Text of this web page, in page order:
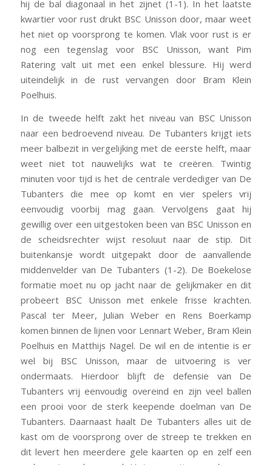
hij de bal diagonaal in het zijnet (1-1). In het laatste
kwartier voor rust drukt BSC Unisson door, maar weet
het niet op voorsprong te komen. Vlak voor rust is er
nog een tegenslag voor BSC Unisson, want Pim
Ratering valt uit met een enkel blessure. Hij werd
uiteindelijk in de rust vervangen door Bram Klein
Poelhuis.
In de tweede helft zakt het niveau van BSC Unisson
naar een bedroevend niveau. De Tubanters krijgt iets
meer balbezit in vergelijking met de eerste helft, maar
weet niet tot nauwelijks wat te creëren. Twintig
minuten voor tijd is het de centrale verdediger van De
Tubanters die mee op komt en vier spelers vrij
eenvoudig voorbij mag gaan. Vervolgens gaat hij
gewillig over een uitgestoken been van BSC Unisson en
de scheidsrechter wijst resoluut naar de stip. Dit
buitenkansje wordt uitgepakt door de aanvallende
middenvelder van De Tubanters (1-2). De Boekelose
formatie moet nu op jacht naar de gelijkmaker en dit
probeert BSC Unisson met enkele frisse krachten.
Pascal ter Meer, Julian Weber en Rens Boerkamp
komen binnen de lijnen voor Lennart Weber, Bram Klein
Poelhuis en Matthijs Nagel. De wil en de intentie is er
wel bij BSC Unisson, maar de uitvoering is ver
ondermaats. Hierdoor blijft de defensie van De
Tubanters vrij eenvoudig overeind en zijn veel ballen
een prooi voor de sterk keepende doelman van De
Tubanters. Daarnaast haalt De Tubanters alles uit de
kast om de voorsprong over de streep te trekken en
dit levert hen meerdere gele kaarten op en zelf een